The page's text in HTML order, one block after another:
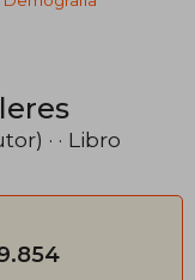
· · Libro